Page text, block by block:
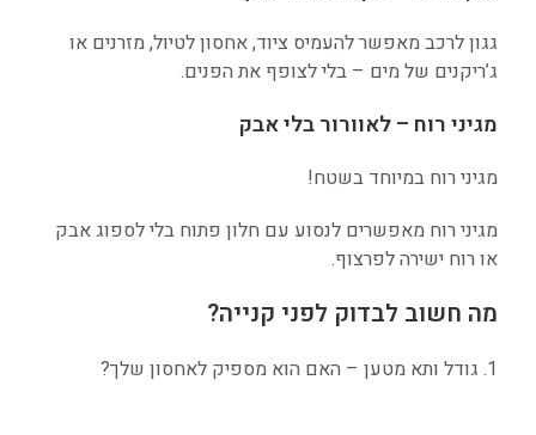
גגון לרכבמאפשר להעמיס ציוד, אחסון לטיול, מזרנים או
ג’ריקנים של מים – בלי לצופף את הפנים.
מגיני רוח – לאוורור בלי אבק
מגיני רוח במיוחד בשטח!
מגיני רוח מאפשרים לנסוע עם חלון פתוח בלי לספוג אבק
או רוח ישירה לפרצוף.
מה חשוב לבדוק לפני קנייה?
1. גודל ותא מטען – האם הוא מספיק לאחסון שלך?